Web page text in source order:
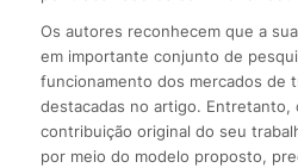
Os autores reconhecem que a
em importante conjunto de
funcionamento dos mercados de
destacadas no artigo. Entretanto,
contribuição original do seu
por meio do modelo proposto,